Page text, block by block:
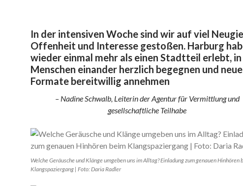
In der intensiven Woche sind wir auf viel
Offenheit und Interesse gestoßen. Harburg
wieder einmal mehr als einen Stadtteil erlebt, in
Menschen einander herzlich begegnen und neue
Formate bereitwillig annehmen
– Nadine Schwalb, Leiterin der Agentur für Vermittlung und
gesellschaftliche Teilhabe
Welche Geräusche und Klänge umgeben uns im Alltag? Einladung zum genauen Hinhören
Klangspaziergang | Foto: Daria Radler